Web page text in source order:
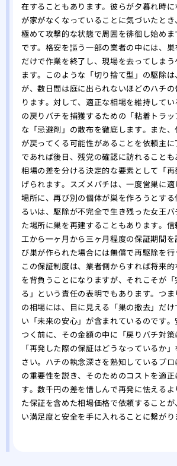
在することもあります。彼らが夕暮れ時
が家がなくなっていることに気づいたとき
極めて攻撃的な状態で周囲を徘徊し始め
です。格安を謳う一部の業者の中には、
だけで作業を終了し、現場を去ってしま
ます。このような「切り捨て型」の駆除
が、数日間は庭に出られないほどのハチ
ります。対して、適正な相場を維持して
の戻りバチを捕獲するための「粘着トラ
な「忌避剤」の散布を徹底します。また
が戻ってくる可能性があることを依頼主
であれば後日、残党の確認に訪れることも
相場の差を分ける決定的な要素として「
げられます。スズメバチは、一度営巣に
場所に、再び別の個体が巣を作ろうとす
るいは、駆除が不完全で生き残った女王
た場所に巣を再建することもあります。
工から一ヶ月から三ヶ月程度の保証期間
び巣が作られた場合には無償で再駆除を行
この保証制度は、業者側からすれば将来
を背負うことになりますが、それこそが
る」という責任の表明でもあります。つ
の相場には、目に見える「巣の撤去」だ
い「未来の安心」が含まれているのです
つく前に、その金額の中に「戻りバチ対策
「再発した際の保証はどうなっているか
さい。ハチの執念深さを熟知しているプ
の重要性を説き、そのためのコストを適
す。数千円の差を惜しんで再発に怯える
た保証を含めた相場価格で依頼すること
い満足度と安全を手に入れることに繋がり